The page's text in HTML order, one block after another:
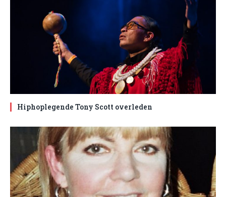
Hiphoplegende Tony Scott overleden